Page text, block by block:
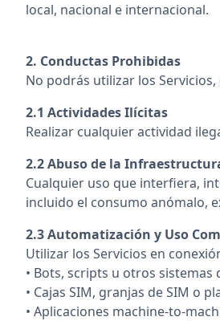
local, nacional e internacional.
2. Conductas Prohibidas
No podrás utilizar los
2.1 Actividades Ilícitas
Realizar cualquier actividad
2.2 Abuso de la
Cualquier uso que interfiera,
incluido el consumo anómalo,
2.3 Automatización y Uso
Utilizar los Servicios en
• Bots, scripts u otros sistemas
• Cajas SIM, granjas de SIM o
• Aplicaciones machine-to-